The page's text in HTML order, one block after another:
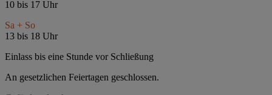
10 bis 17 Uhr
Sa + So
13 bis 18 Uhr
Einlass bis eine Stunde vor Schließung
An gesetzlichen Feiertagen geschlossen.